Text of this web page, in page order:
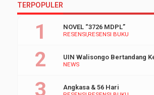
TERPOPULER
RESENSI RESENSI BUKU
NOVEL “3726 MDPL”
NEWS
UIN Walisongo Bertandang
Angkasa & 56 Hari